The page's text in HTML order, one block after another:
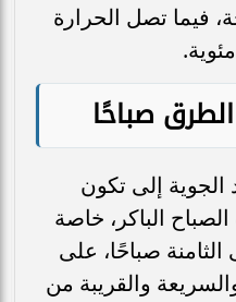
العظمى 39 درجة، فيما تصل الحرارة
صباحًا
الجوية إلى تكون
الباكر، خاصة
صباحًا، على
والقريبة من